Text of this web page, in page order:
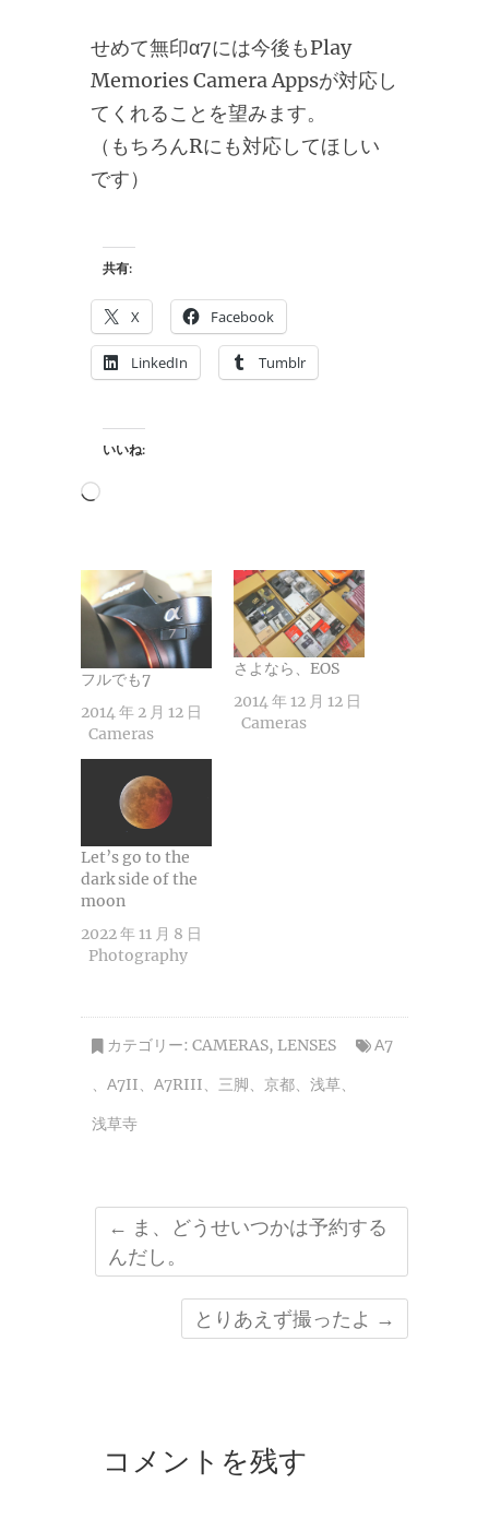
せめて無印α7には今後もPlay
Memories Camera Appsが対応し
てくれることを望みます。
（もちろんRにも対応してほしい
です）
共有:
X Facebook
LinkedIn Tumblr
いいね:
読
中…
フルでも7
2014 年 2 月 12 日
Cameras
さよなら、EOS
2014 年 12 月 12 日
Cameras
Let’s go to the
dark side of the
moon
2022 年 11 月 8 日
Photography
カテゴリー: CAMERAS, LENSES
Α7
、 Α7II、 Α7RIII、 三脚、 京都、 浅草、
浅草寺
← ま、どうせいつかは予約する
んだし。
とりあえず撮ったよ →
コメントを残す